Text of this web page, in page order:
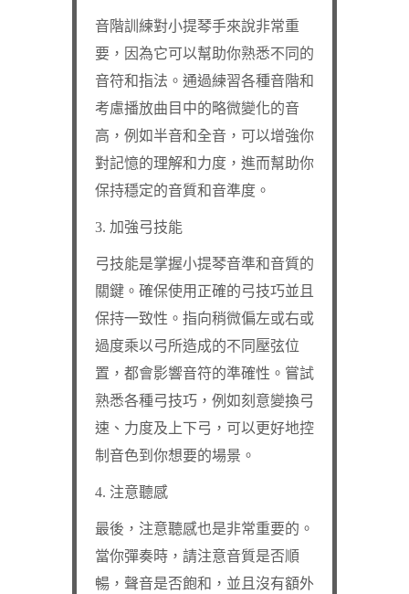
音階訓練對小提琴手來說非常重
要，因為它可以幫助你熟悉不同的
音符和指法。通過練習各種音階和
考慮播放曲目中的略微變化的音
高，例如半音和全音，可以增強你
對記憶的理解和力度，進而幫助你
保持穩定的音質和音準度。
3. 加強弓技能
弓技能是掌握小提琴音準和音質的
關鍵。確保使用正確的弓技巧並且
保持一致性。指向稍微偏左或右或
過度乘以弓所造成的不同壓弦位
置，都會影響音符的準確性。嘗試
熟悉各種弓技巧，例如刻意變換弓
速、力度及上下弓，可以更好地控
制音色到你想要的場景。
4. 注意聽感
最後，注意聽感也是非常重要的。
當你彈奏時，請注意音質是否順
暢，聲音是否飽和，並且沒有額外